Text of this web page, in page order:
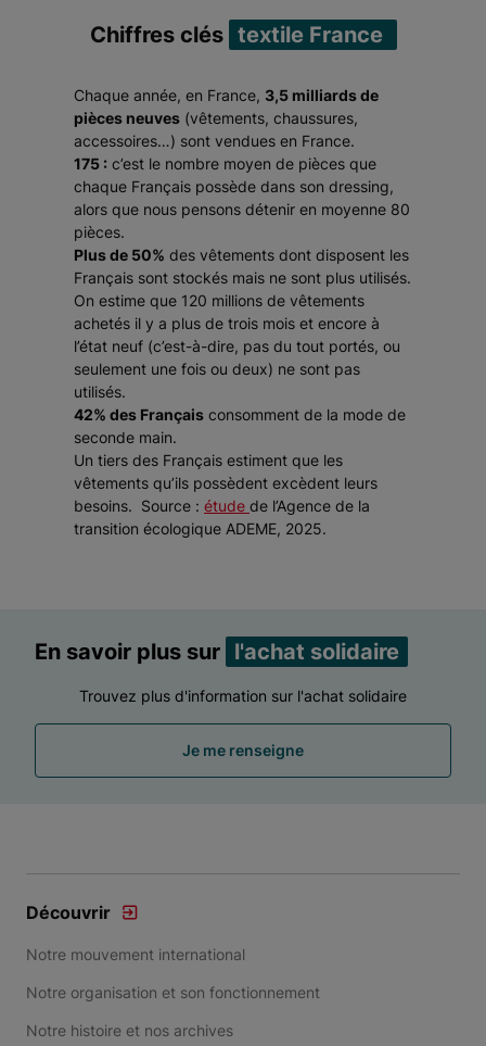
Chiffres clés textile France
Chaque année, en France, 3,5 milliards de
pièces neuves (vêtements, chaussures,
accessoires…) sont vendues en France.
175 : c’est le nombre moyen de pièces que
chaque Français possède dans son dressing,
alors que nous pensons détenir en moyenne 80
pièces.
Plus de 50% des vêtements dont disposent les
Français sont stockés mais ne sont plus utilisés.
On estime que 120 millions de vêtements
achetés il y a plus de trois mois et encore à
l’état neuf (c’est-à-dire, pas du tout portés, ou
seulement une fois ou deux) ne sont pas
utilisés.
42% des Français consomment de la mode de
seconde main.
Un tiers des Français estiment que les
vêtements qu’ils possèdent excèdent leurs
besoins. Source : étude de l’Agence de la
transition écologique ADEME, 2025.
En savoir plus sur l'achat solidaire
Trouvez plus d'information sur l'achat solidaire
Je me renseigne
Découvrir
Notre mouvement international
Notre organisation et son fonctionnement
Notre histoire et nos archives